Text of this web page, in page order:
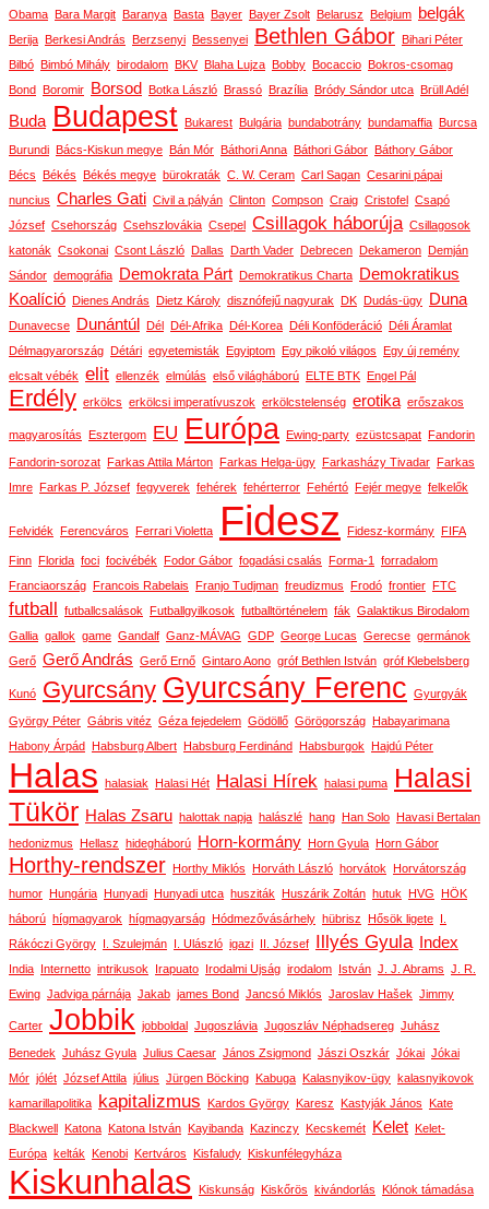
Obama
Bara Margit Baranya Basta Bayer Bayer Zsolt Belarusz Belgium belgák
Berija Berkesi András Berzsenyi Bessenyei Bethlen Gábor
Bihari Péter
Bilbó
Bimbó Mihály birodalom BKV Blaha Lujza Bobby Bocaccio
Bokros-csomag
Bond
Boromir Borsod Botka László Brassó Brazília Bródy Sándor utca Brüll Adél
Buda Budapest Bukarest Bulgária bundabotrány bundamaffia Burcsa
Burundi Bács-Kiskun megye Bán Mór Báthori Anna Báthori Gábor
Báthory Gábor
Bécs
Békés Békés megye bürokraták C. W. Ceram Carl Sagan Cesarini pápai
nuncius Charles Gati Civil a pályán Clinton Compson Craig Cristofel
Csapó
József Csehország Csehszlovákia Csepel Csillagok háborúja Csillagosok
katonák Csokonai Csont László Dallas Darth Vader Debrecen Dekameron
Demján
Sándor demográfia Demokrata Párt Demokratikus Charta
Demokratikus
Koalíció
Dienes András Dietz Károly disznófejű nagyurak DK Dudás-ügy Duna
Dunavecse Dunántúl Dél Dél-Afrika Dél-Korea Déli Konföderáció
Déli Áramlat
Délmagyarország
Détári egyetemisták Egyiptom Egy pikoló világos
Egy új remény
elcsalt vébék elit ellenzék elmúlás első világháború ELTE BTK Engel Pál
Erdély erkölcs erkölcsi imperatívuszok erkölcstelenség erotika erőszakos
magyarosítás Esztergom EU Európa Ewing-party ezüstcsapat Fandorin
Fandorin-sorozat Farkas Attila Márton Farkas Helga-ügy Farkasházy Tivadar
Farkas
Imre
Farkas P. József fegyverek fehérek fehérterror Fehértó Fejér megye felkelők
Felvidék Ferencváros Ferrari Violetta Fidesz Fidesz-kormány FIFA
Finn Florida foci focivébék Fodor Gábor fogadási csalás Forma-1
forradalom
Franciaország
Francois Rabelais Franjo Tudjman freudizmus Frodó frontier FTC
futball futballcsalások Futballgyilkosok futballtörténelem fák Galaktikus Birodalom
Gallia gallok game Gandalf Ganz-MÁVAG GDP George Lucas Gerecse germánok
Gerő Gerő András Gerő Ernő Gintaro Aono gróf Bethlen István gróf Klebelsberg
Kunó Gyurcsány Gyurcsány Ferenc Gyurgyák
György Péter Gábris vitéz Géza fejedelem Gödöllő Görögország
Habayarimana
Habony Árpád
Habsburg Albert Habsburg Ferdinánd Habsburgok Hajdú Péter
Halas halasiak Halasi Hét Halasi Hírek halasi puma
Halasi
Tükör Halas Zsaru halottak napja halászlé hang Han Solo
Havasi Bertalan
hedonizmus
Hellasz hidegháború Horn-kormány Horn Gyula Horn Gábor
Horthy-rendszer Horthy Miklós Horváth László horvátok
Horvátország
humor
Hungária Hunyadi Hunyadi utca husziták Huszárik Zoltán hutuk HVG
HÖK
háború hígmagyarok hígmagyarság Hódmezővásárhely hübrisz Hősök ligete
Rákóczi György
I. Szulejmán I. Ulászló igazi II. József Illyés Gyula Index
India Internetto intrikusok Irapuato Irodalmi Ujság irodalom István J. J. Abrams J. R.
Ewing Jadviga párnája Jakab james Bond Jancsó Miklós Jaroslav Hašek Jimmy
Carter Jobbik jobboldal Jugoszlávia Jugoszláv Néphadsereg Juhász
Benedek Juhász Gyula Julius Caesar János Zsigmond Jászi Oszkár Jókai Jókai
Mór jólét József Attila július Jürgen Böcking Kabuga Kalasnyikov-ügy kalasnyikovok
kamarillapolitika kapitalizmus Kardos György Karesz Kastyják János
Kate
Blackwell
Katona Katona István Kayibanda Kazinczy Kecskemét Kelet
Kelet-
Európa kelták Kenobi Kertváros Kisfaludy Kiskunfélegyháza
Kiskunhalas Kiskunság Kiskőrös kivándorlás Klónok támadása